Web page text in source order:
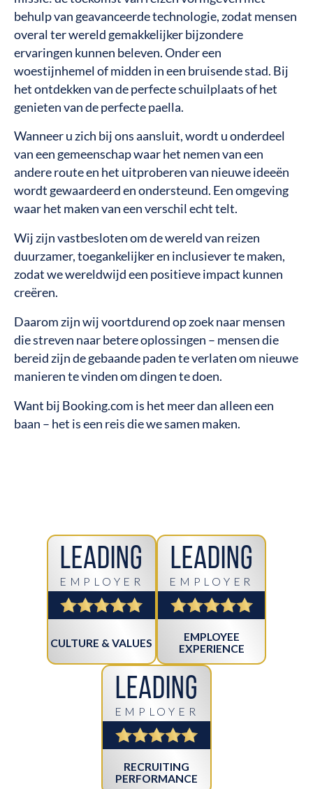
behulp van geavanceerde technologie, zodat mensen
overal ter wereld gemakkelijker bijzondere
ervaringen kunnen beleven. Onder een
woestijnhemel of midden in een bruisende stad. Bij
het ontdekken van de perfecte schuilplaats of het
genieten van de perfecte paella.
Wanneer u zich bij ons aansluit, wordt u onderdeel
van een gemeenschap waar het nemen van een
andere route en het uitproberen van nieuwe ideeën
wordt gewaardeerd en ondersteund. Een omgeving
waar het maken van een verschil echt telt.
Wij zijn vastbesloten om de wereld van reizen
duurzamer, toegankelijker en inclusiever te maken,
zodat we wereldwijd een positieve impact kunnen
creëren.
Daarom zijn wij voortdurend op zoek naar mensen
die streven naar betere oplossingen – mensen die
bereid zijn de gebaande paden te verlaten om nieuwe
manieren te vinden om dingen te doen.
Want bij Booking.com is het meer dan alleen een
baan – het is een reis die we samen maken.
Leading
EMPLOYER
CULTURE & VALUES
Leading
EMPLOYER
EMPLOYEE
EXPERIENCE
Leading
EMPLOYER
RECRUITING
PERFORMANCE